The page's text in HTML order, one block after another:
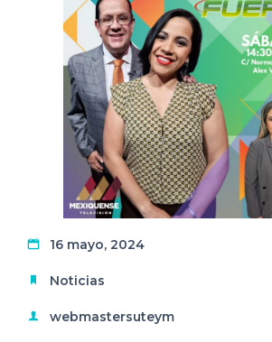
16 mayo, 2024
Noticias
webmastersuteym